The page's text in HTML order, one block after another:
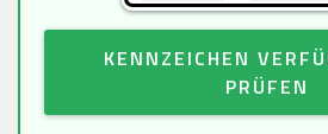
KENNZEICHEN
PRÜFEN